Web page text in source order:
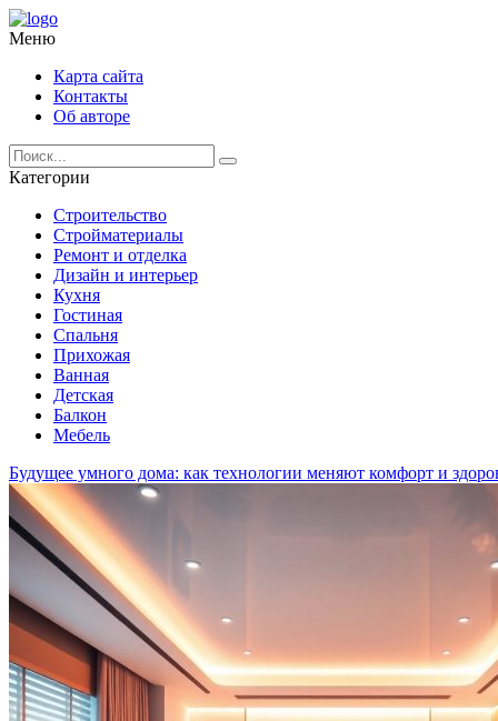
Меню
Карта сайта
Контакты
Об авторе
Категории
Строительство
Стройматериалы
Ремонт и отделка
Дизайн и интерьер
Кухня
Гостиная
Спальня
Прихожая
Ванная
Детская
Балкон
Мебель
Будущее умного дома: как технологии меняют комфорт и